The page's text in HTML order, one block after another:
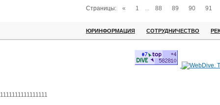
Страницы: « 1 ... 88 89 90 91
ЮРИНФОРМАЦИЯ СОТРУДНИЧЕСТВО
1111111111111111